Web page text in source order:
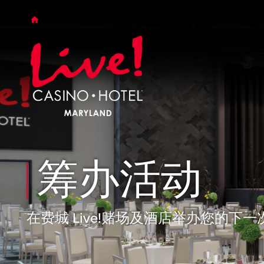
Skip to main content
Skip to desktop navigation
Skip to search
筹办活动
在费城 Live!赌场及酒店举办您的下一